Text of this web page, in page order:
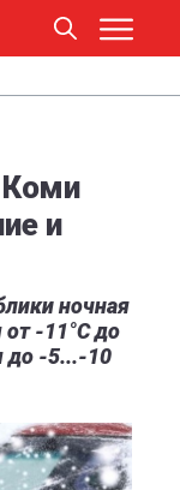
Коми
и
ночная
от -11°С до
до -5...-10